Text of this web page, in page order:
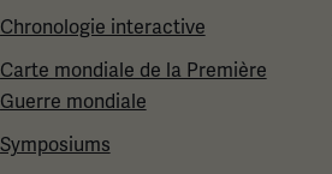
Chronologie interactive
Carte mondiale de la Première
Guerre mondiale
Symposiums